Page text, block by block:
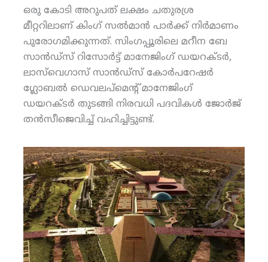
ഒരു കോടി അറുപത് ലക്ഷം ചതുരശ്ര
മീറ്ററിലാണ് കിംഗ് സല്‍മാന്‍ പാര്‍ക്ക് നിര്‍മാണം
പുരോഗമിക്കുന്നത്. സിംഗപ്പൂരിലെ മറീന ബേ
സാന്‍ഡ്‌സ് റിസോര്‍ട്ട് മാനേജിംഗ് ഡയറക്ടര്‍,
ലാസ്‌വെഗാസ് സാന്‍ഡ്‌സ് കോര്‍പറേഷര്‍
ഗ്ലോബല്‍ ഡെവലപ്‌മെന്റ് മാനേജിംഗ്
ഡയറക്ടര്‍ തുടങ്ങി നിരവധി പദവികള്‍ ജോര്‍ജ്
തന്‍സീജെവിച്ച് വഹിച്ചിട്ടുണ്ട്.